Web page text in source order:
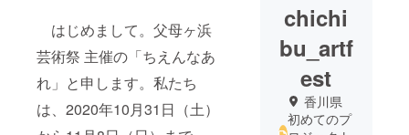
はじめまして。父母ヶ浜
芸術祭 主催の「ちえんなあ
れ」と申します。私たち
は、2020年10月31日（土）
chichi
bu_artf
est
香川県
初めてのプ